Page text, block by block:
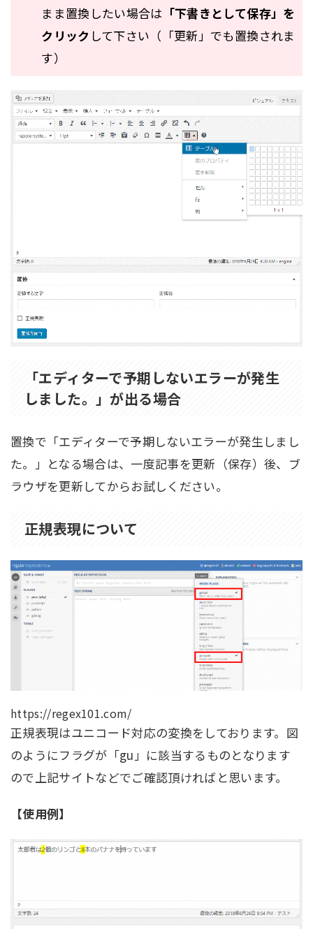
まま置換したい場合は 「下書きとして保存」を
クリック して下さい（「更新」でも置換されま
す）
「エディターで予期しないエラーが発生
しました。」が出る場合
置換で「エディターで予期しないエラーが発生しまし
た。」となる場合は、一度記事を更新（保存）後、ブ
ラウザを更新してからお試しください。
正規表現について
https://regex101.com/
正規表現はユニコード対応の変換をしております。図
のようにフラグが「gu」に該当するものとなります
ので上記サイトなどでご確認頂ければと思います。
【使用例】